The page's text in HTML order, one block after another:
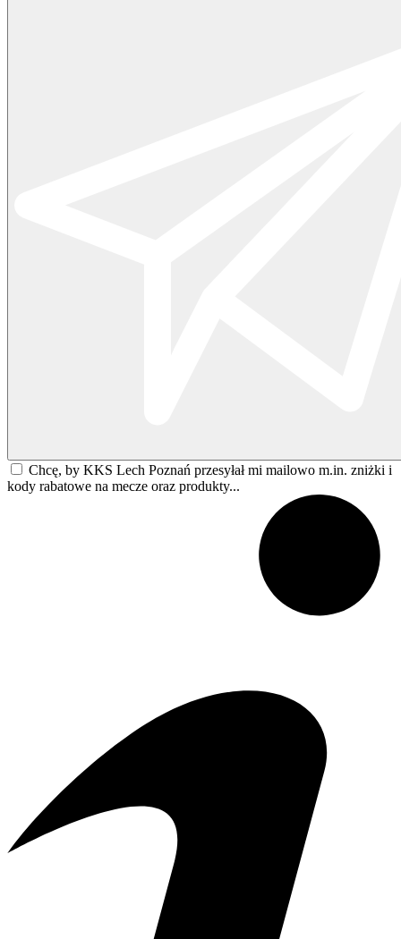
Chcę, by KKS Lech Poznań przesyłał mi mailowo m.in. zniżki i
kody rabatowe na mecze oraz produkty...